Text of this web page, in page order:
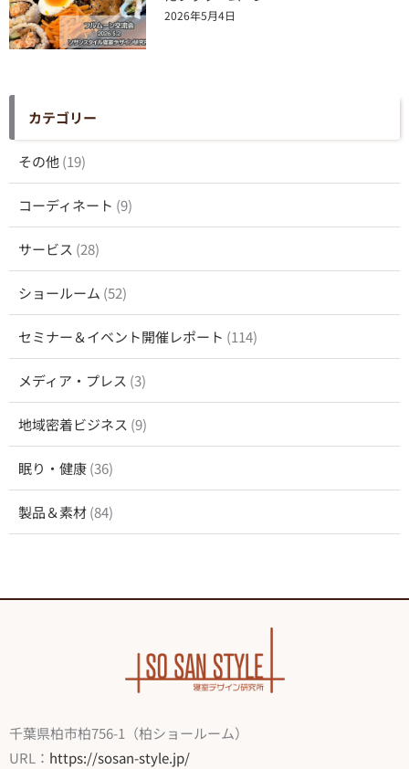
2026年5月4日
カテゴリー
その他(19)
コーディネート (9)
サービス (28)
ショールーム (52)
セミナー＆イベント開催レポート (114)
メディア・プレス (3)
地域密着ビジネス (9)
眠り・健康(36)
製品＆素材(84)
千葉県柏市柏756-1（柏ショールーム）
URL： https://sosan-style.jp/